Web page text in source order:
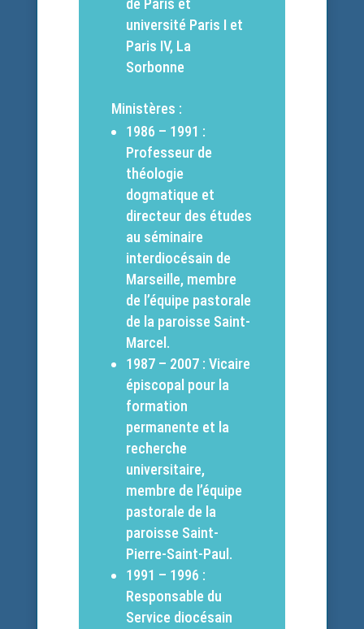
de Paris et
université Paris I et
Paris IV, La
Sorbonne
Ministères :
1986 – 1991 :
Professeur de
théologie
dogmatique et
directeur des études
au séminaire
interdiocésain de
Marseille, membre
de l’équipe pastorale
de la paroisse Saint-
Marcel.
1987 – 2007 : Vicaire
épiscopal pour la
formation
permanente et la
recherche
universitaire,
membre de l’équipe
pastorale de la
paroisse Saint-
Pierre-Saint-Paul.
1991 – 1996 :
Responsable du
Service diocésain